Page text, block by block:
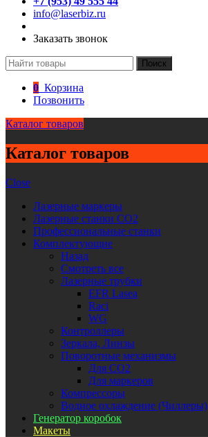
info@laserbiz.ru
Заказать звонок
Поиск
0 Корзина
Позвонить
Каталог товаров
Каталог товаров
Close
Лазерные маркеры
Лазерные станки CO2
Профессиональные станки
Комплектующие
Назад
Смотреть все
Лазерные трубки
EFR Lasea
Raci
WG
Контроллеры
Зеркала, Линзы
Поворотные механизмы
Для CO2
Для маркеров
Компрессоры
Водное охлаждение (Чиллеры)
Генератор коробок
Макеты